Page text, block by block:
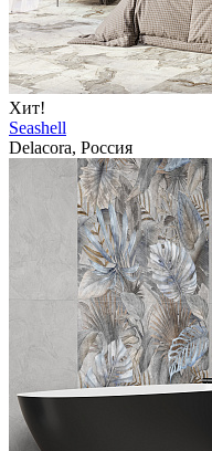
Хит!
Seashell
Delacora, Россия